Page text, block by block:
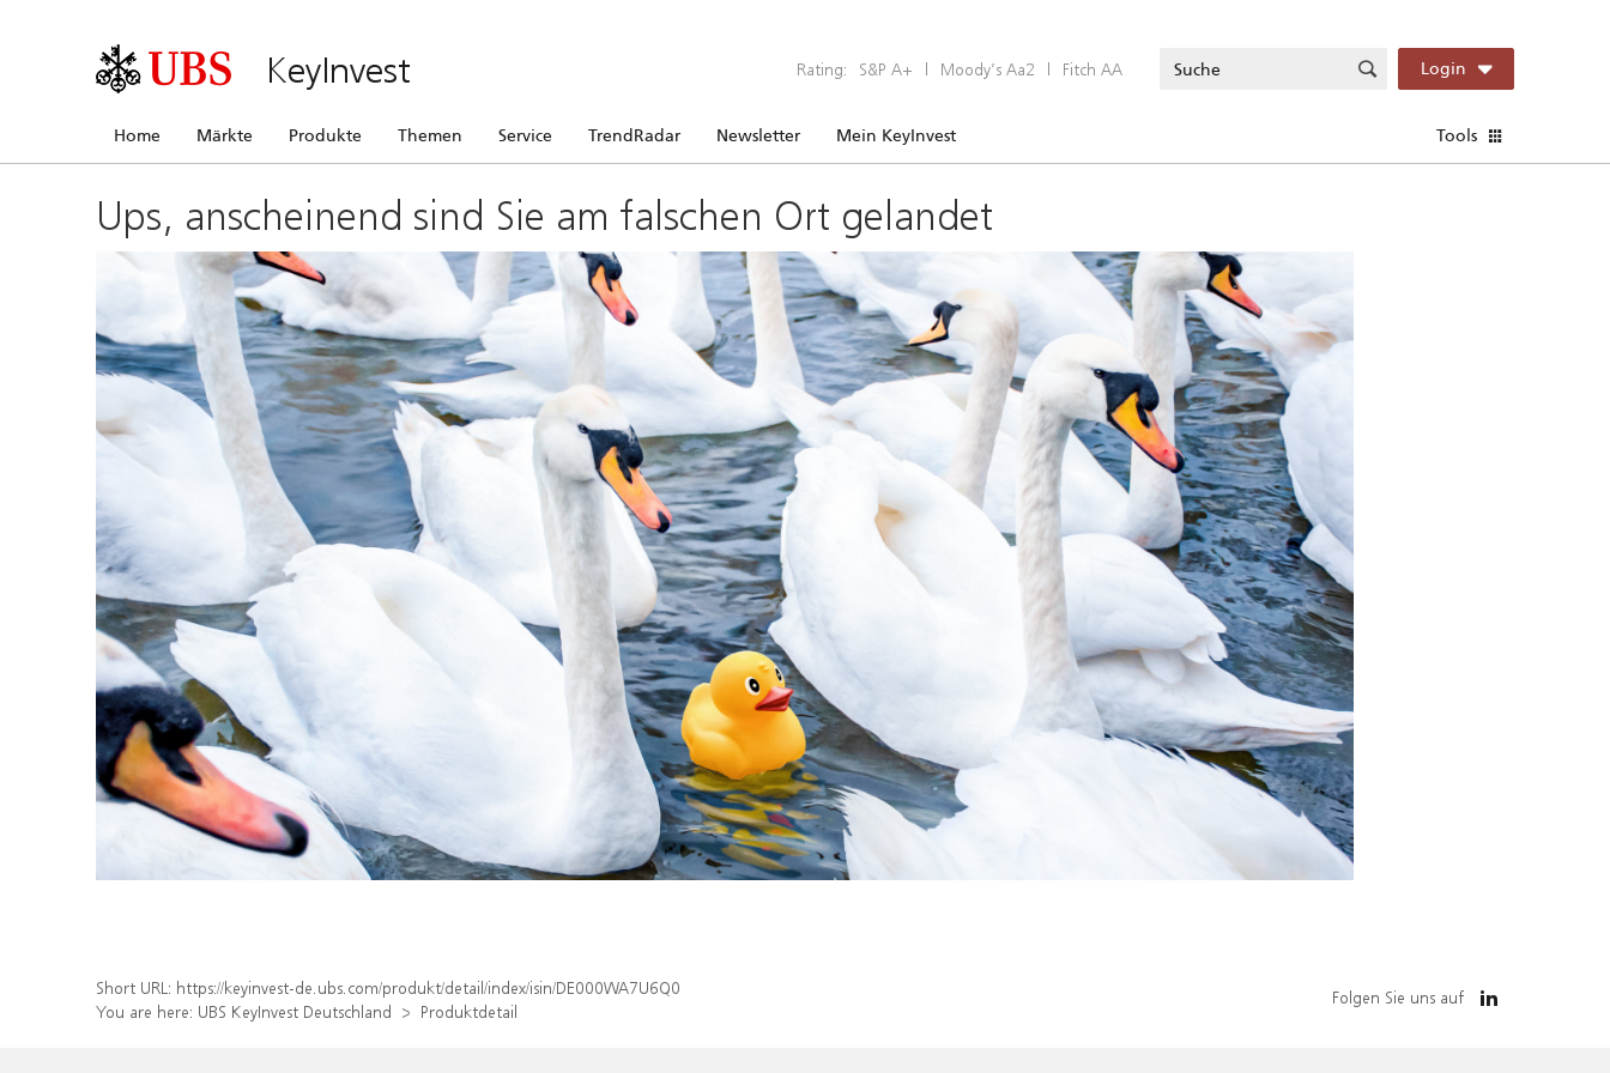
KeyInvest Rating: S&P A+ | Moody’s Aa2 | Fitch AA Login
Home Märkte Produkte Themen Service TrendRadar Newsletter Mein KeyInvest Tools
Ups, anscheinend sind Sie am falschen Ort gelandet
Short URL: https://keyinvest-de.ubs.com/produkt/detail/index/isin/DE000WA7U6Q0
You are here: UBS KeyInvest Deutschland Produktdetail
Folgen Sie uns auf